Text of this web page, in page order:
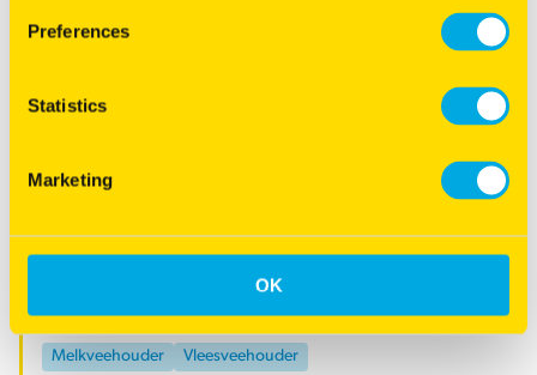
Preferences
Statistics
Marketing
OK
Voor Barenbrug producten & advisering kun je contact
opnemen met onze dealers.
Met deze link vind je een dealer
Categorie
Melkveehouder Vleesveehouder